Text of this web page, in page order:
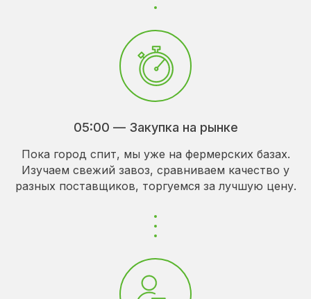
05:00 — Закупка на рынке
Пока город спит, мы уже на фермерских базах.
Изучаем свежий завоз, сравниваем качество у
разных поставщиков, торгуемся за лучшую цену.